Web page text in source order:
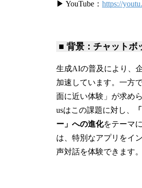
▶ YouTube： https://
■ 背景：チャット
生成AIの普及により、
加速しています。一方
面に近い体験」が求め
usはこの課題に対し、
ー」への進化をテーマ
は、特別なアプリをイ
声対話を体験できます。